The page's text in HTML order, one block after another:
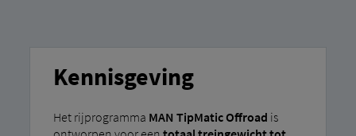
Kennisgeving
Het rijprogramma MAN TipMatic Offroad is